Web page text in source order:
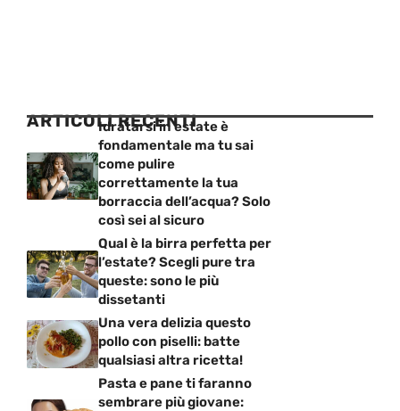
ARTICOLI RECENTI
Idratarsi in estate è
fondamentale ma tu sai
come pulire
correttamente la tua
borraccia dell’acqua? Solo
così sei al sicuro
Qual è la birra perfetta per
l’estate? Scegli pure tra
queste: sono le più
dissetanti
Una vera delizia questo
pollo con piselli: batte
qualsiasi altra ricetta!
Pasta e pane ti faranno
sembrare più giovane: